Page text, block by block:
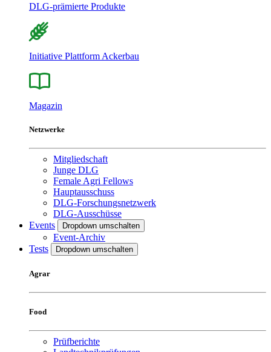
DLG-prämierte Produkte
Initiative Plattform Ackerbau
Magazin
Netzwerke
Mitgliedschaft
Junge DLG
Female Agri Fellows
Hauptausschuss
DLG-Forschungsnetzwerk
DLG-Ausschüsse
Events
Dropdown umschalten
Event-Archiv
Tests
Dropdown umschalten
Agrar
Food
Prüfberichte